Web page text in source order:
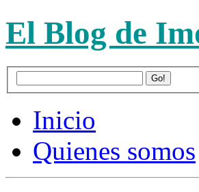
El Blog de
Inicio
Quienes somos